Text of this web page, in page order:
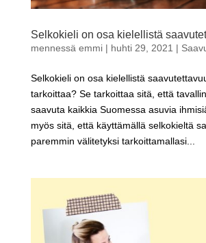
Selkokieli on osa kielellistä
mennessä emmi| huhti 29, 2021 |
Selkokieli on osa kielellistä
tarkoittaa? Se tarkoittaa sitä, että
saavuta kaikkia Suomessa asuvia
myös sitä, että käyttämällä selkokieltä
paremmin välitetyksi tarkoittamallasi...